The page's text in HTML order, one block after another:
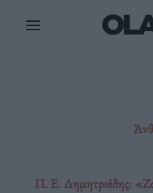
Π. Ε. Δημητριάδης: